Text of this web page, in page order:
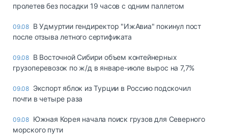
пролетев без посадки 19 часов с одним паллетом
09.08 В Удмуртии гендиректор "ИжАвиа" покинул пост
после отзыва летного сертификата
09.08 В Восточной Сибири объем контейнерных
грузоперевозок по ж/д в январе-июле вырос на 7,7%
09.08 Экспорт яблок из Турции в Россию подскочил
почти в четыре раза
09.08 Южная Корея начала поиск грузов для Северного
морского пути